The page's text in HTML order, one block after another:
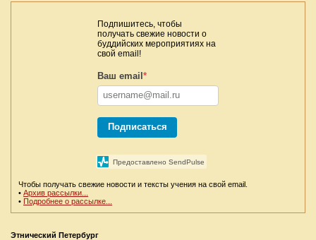
Подпишитесь, чтобы
получать свежие новости о
буддийских мероприятиях на
свой email!
Ваш email*
Подписаться
Предоставлено SendPulse
Чтобы получать свежие новости и тексты учения на свой email.
• Архив рассылки...
• Подробнее о рассылке...
Этнический Петербург